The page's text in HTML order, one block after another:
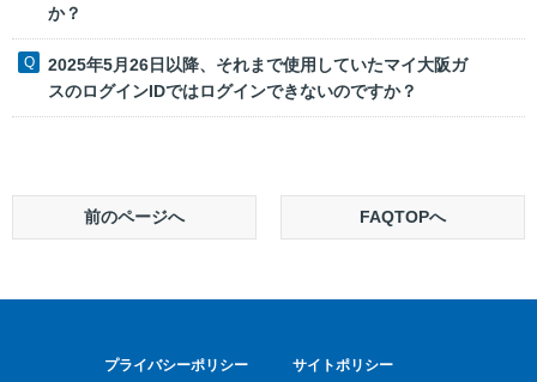
か？
2025年5月26日以降、それまで使用していたマイ大阪ガ
スのログインIDではログインできないのですか？
前のページへ FAQTOPへ
プライバシーポリシー サイトポリシー